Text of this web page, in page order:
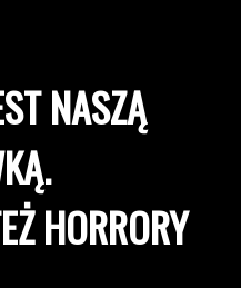
NASZĄ
HORRORY